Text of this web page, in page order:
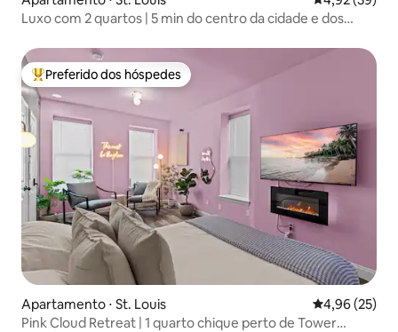
Luxo com 2 quartos | 5 min do centro da cidade e dos
Entre os melhores preferidos dos hóspedes
Preferido dos hóspedes
Apartamento ⋅ St. Louis 4,96 de uma
4,96 (25)
Pink Cloud Retreat | 1 quarto chique perto de Tower